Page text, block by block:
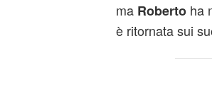
ma Robertoha
è ritornata sui